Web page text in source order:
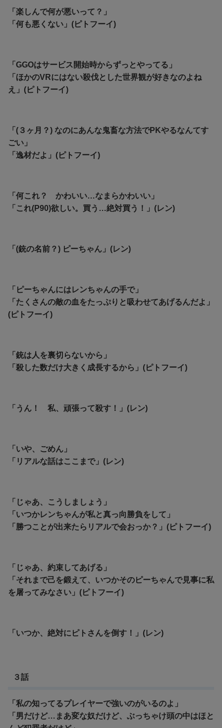
「 楽しんで何が悪いって？」
「何も悪くない」 (ピトフーイ)
「GGOはサービス開始時からずっとやってる」
「ほかのVRにはない殺伐とした世界観が好きなのよね
え」(ピトフーイ)
「(３ヶ月？) なのにあんな鬼畜な方法でPKやるなんてす
ごい」
「逸材だよ」(ピトフーイ)
「何これ？ かわいい…なまらかわいい」
「 これ(P90)欲しい。買う…絶対買う！」(レン)
「(銃の名前？) ピーちゃん」(レン)
「ピーちゃんにはレンちゃんの手で」
「たくさんの敵の血をたっぷりと吸わせてあげるんだよ」
(ピトフーイ)
「 銃は人を裏切らないから」
「殺した数だけ大きく成長するから」(ピトフーイ)
「うん！ 私、頑張って殺す！」(レン)
「いや、ごめん」
「リアルな話はここまで」(レン)
「じゃあ、こうしましょう」
「 いつかレンちゃんが私と真っ向勝負をして」
「勝つことが出来たらリアルで会おっか？」(ピトフーイ)
「じゃあ、約束してあげる」
「それまで己を鍛えて、いつかそのピーちゃんで見事に私
を屠ってみなさい」(ピトフーイ)
「いつか、絶対にピトさんを倒す！」(レン)
３話
「私の知ってるプレイヤーで強いのがいるのよ」
「男だけど…まあ変な奴だけど、ぶっちゃけ頭の中はほと